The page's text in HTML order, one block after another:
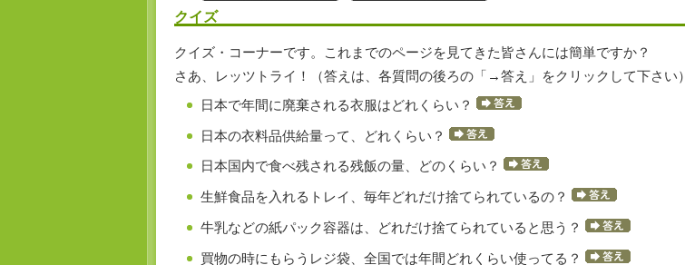
クイズ
クイズ・コーナーです。これまでのページを見てきた皆さんには簡単ですか？
さあ、レッツトライ！（答えは、各質問の後ろの「→答え」をクリックして下さい）
日本で年間に廃棄される衣服はどれくらい？
日本の衣料品供給量って、どれくらい？
日本国内で食べ残される残飯の量、どのくらい？
生鮮食品を入れるトレイ、毎年どれだけ捨てられているの？
牛乳などの紙パック容器は、どれだけ捨てられていると思う？
買物の時にもらうレジ袋、全国では年間どれくらい使ってる？